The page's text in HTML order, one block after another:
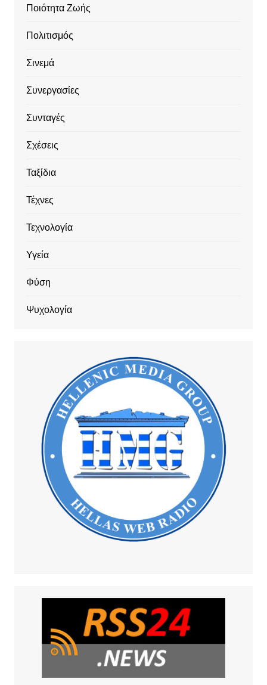
Ποιότητα Ζωής
Πολιτισμός
Σινεμά
Συνεργασίες
Συνταγές
Σχέσεις
Ταξίδια
Τέχνες
Τεχνολογία
Υγεία
Φύση
Ψυχολογία